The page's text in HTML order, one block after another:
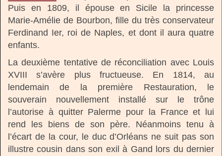
Puis en 1809, il épouse en Sicile la princesse
Marie-Amélie de Bourbon, fille du très conservateur
Ferdinand Ier, roi de Naples, et dont il aura quatre
enfants.
La deuxième tentative de réconciliation avec Louis
XVIII s’avère plus fructueuse. En 1814, au
lendemain de la première Restauration, le
souverain nouvellement installé sur le trône
l’autorise à quitter Palerme pour la France et lui
rend les biens de son père. Néanmoins tenu à
l’écart de la cour, le duc d’Orléans ne suit pas son
illustre cousin dans son exil à Gand lors du dernier